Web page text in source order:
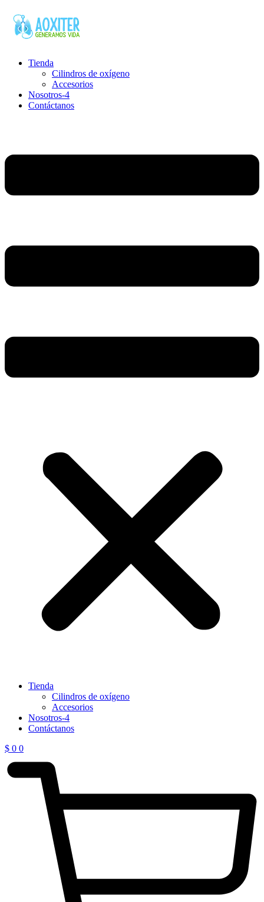
contenido
Tienda
Cilindros de oxígeno
Accesorios
Nosotros-4
Contáctanos
Tienda
Cilindros de oxígeno
Accesorios
Nosotros-4
Contáctanos
$ 0 0